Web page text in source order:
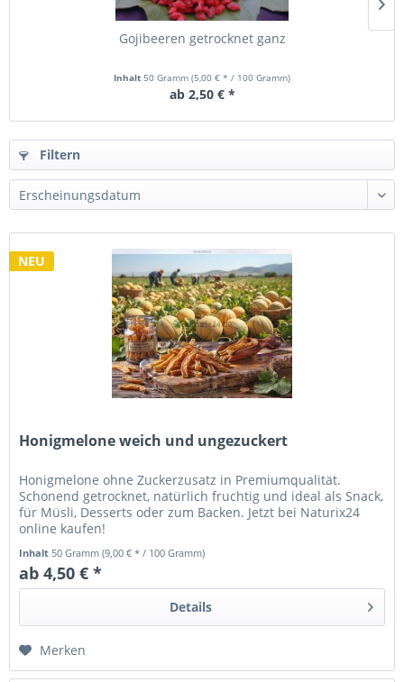
Gojibeeren getrocknet ganz
Inhalt 50 Gramm (5,00 € * / 100 Gramm)
ab 2,50 € *
Filtern
NEU
Honigmelone weich und ungezuckert
Honigmelone ohne Zuckerzusatz in Premiumqualität.
Schonend getrocknet, natürlich fruchtig und ideal als Snack,
für Müsli, Desserts oder zum Backen. Jetzt bei Naturix24
online kaufen!
Inhalt 50 Gramm(9,00 € * / 100 Gramm)
ab 4,50 € *
Details
Merken